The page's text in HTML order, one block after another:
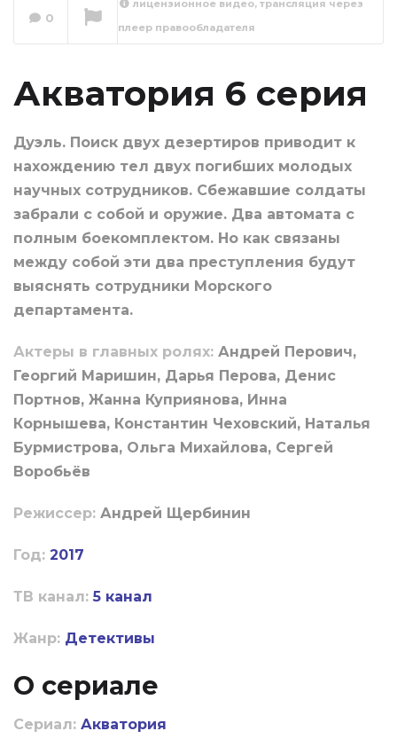
0
лицензионное видео, трансляция через
плеер правообладателя
Акватория 6 серия
Дуэль. Поиск двух дезертиров приводит к
нахождению тел двух погибших молодых
научных сотрудников. Сбежавшие солдаты
забрали с собой и оружие. Два автомата с
полным боекомплектом. Но как связаны
между собой эти два преступления будут
выяснять сотрудники Морского
департамента.
Актеры в главных ролях: Андрей Перович,
Георгий Маришин, Дарья Перова, Денис
Портнов, Жанна Куприянова, Инна
Корнышева, Константин Чеховский, Наталья
Бурмистрова, Ольга Михайлова, Сергей
Воробьёв
Режиссер: Андрей Щербинин
Год: 2017
ТВ канал: 5 канал
Жанр: Детективы
О сериале
Сериал: Акватория